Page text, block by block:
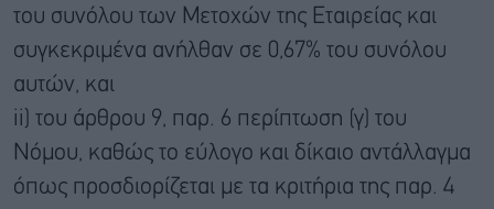
του συνόλου των Μετοχών της Εταιρείας και
συγκεκριμένα ανήλθαν σε 0,67% του συνόλου
αυτών, και
ii) του άρθρου 9, παρ. 6 περίπτωση (γ) του
Νόμου, καθώς το εύλογο και δίκαιο αντάλλαγμα
όπως προσδιορίζεται με τα κριτήρια της παρ. 4